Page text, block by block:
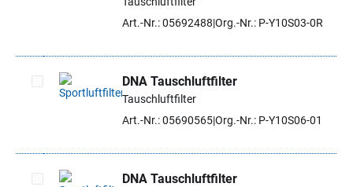
Art.-Nr.: 05692488 Org.-Nr.: P-Y10S03-0R
Artikel auswählen
DNA Tauschluftfilter
Tauschluftfilter
Art.-Nr.: 05690565Org.-Nr.: P-Y10S06-01
DNA Tauschluftfilter